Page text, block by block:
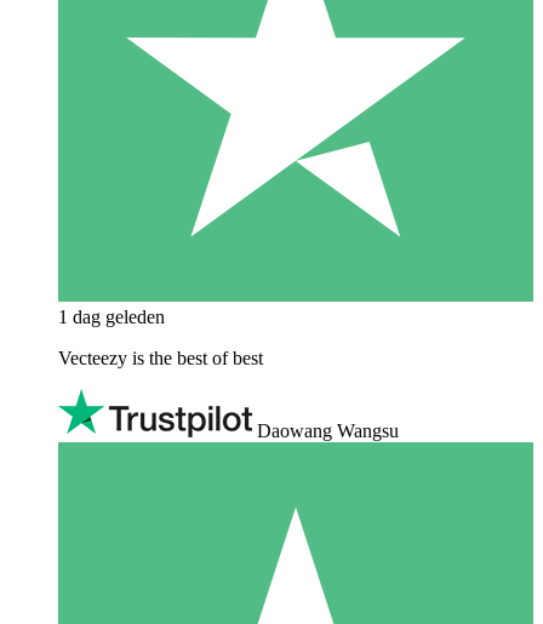
1 dag geleden
Vecteezy is the best of best
Daowang Wangsu